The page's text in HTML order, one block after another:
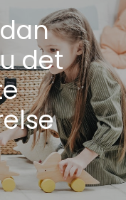
det